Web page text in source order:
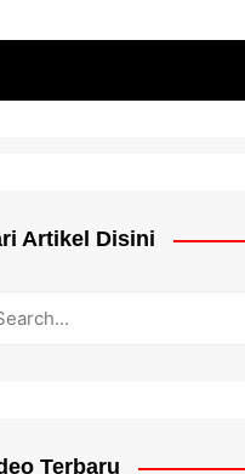
Artikel Disini
Terbaru